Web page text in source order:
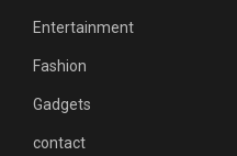
Entertainment
Fashion
Gadgets
contact